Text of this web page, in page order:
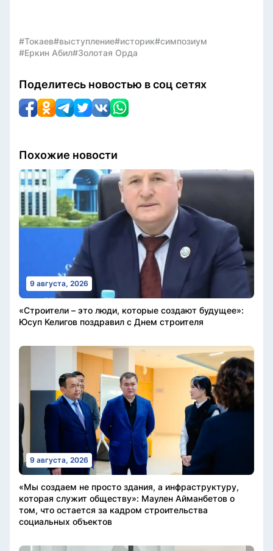
#Токаев#выступление#историк#симпозиум
#Еркин Абил#Золотая Орда
Поделитесь новостью в соц сетях
Похожие новости
9 августа, 2026
«Строители – это люди, которые создают будущее»:
Юсуп Келигов поздравил с Днем строителя
9 августа, 2026
«Мы создаем не просто здания, а инфраструктуру,
которая служит обществу»: Маулен Айманбетов о
том, что остается за кадром строительства
социальных объектов